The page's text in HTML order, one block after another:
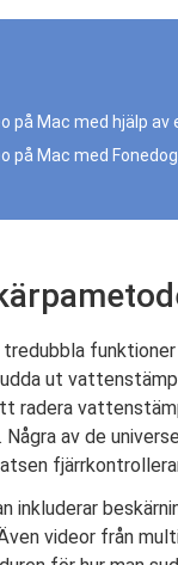
på Mac med hjälp
på Mac med
ut
radera
av de
videor från